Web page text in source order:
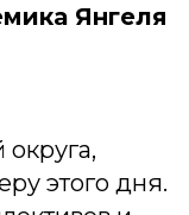
Янгеля
этого дня.